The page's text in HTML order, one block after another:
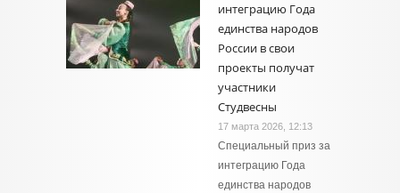
интеграцию Года
единства народов
России в свои
проекты получат
участники
Студвесны
17 марта 2026, 12:13
Специальный приз за
интеграцию Года
единства народов